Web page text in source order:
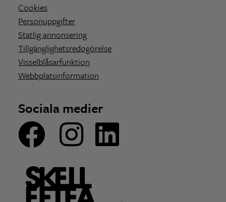
Cookies
Personuppgifter
Statlig annonsering
Tillgänglighetsredogörelse
Visselblåsarfunktion
Webbplatsinformation
Sociala medier